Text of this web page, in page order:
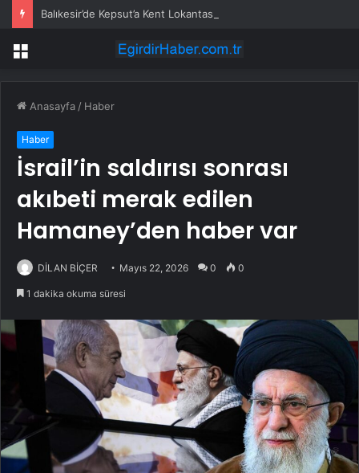
Balıkesir’de Kepsut’a Kent Lokantası ve altyapı desteği
Menü
Anasayfa / Haber
Haber
İsrail’in saldırısı sonrası
akıbeti merak edilen
Hamaney’den haber var
DİLAN BİÇER Mayıs 22, 2026 0 0
1 dakika okuma süresi